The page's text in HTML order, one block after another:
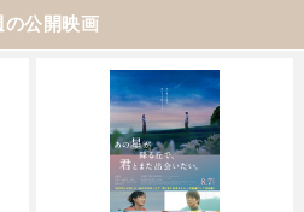
の公開映画